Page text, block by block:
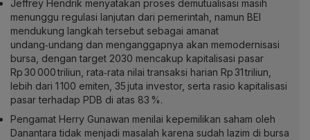
Jeffrey Hendrik menyatakan proses demutualisasi masih
menunggu regulasi lanjutan dari pemerintah, namun BEI
mendukung langkah tersebut sebagai amanat
undang‑undang dan menganggapnya akan memodernisasi
bursa, dengan target 2030 mencakup kapitalisasi pasar
Rp 30 000 triliun, rata‑rata nilai transaksi harian Rp 31 triliun,
lebih dari 1 100 emiten, 35 juta investor, serta rasio kapitalisasi
pasar terhadap PDB di atas 83 %.
Pengamat Herry Gunawan menilai kepemilikan saham oleh
Danantara tidak menjadi masalah karena sudah lazim di bursa